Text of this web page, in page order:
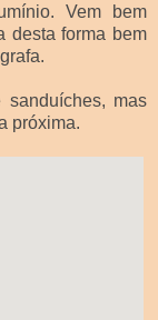
Vem bem
desta forma bem
sanduíches, mas
próxima.